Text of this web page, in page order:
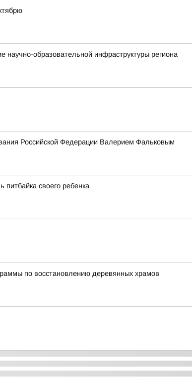
научно-образовательной инфраструктуры региона
Российской Федерации Валерием Фальковым
своего ребенка
по восстановлению деревянных храмов